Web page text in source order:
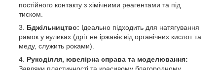
постійного контакту з хімічними реагентами та під
тиском.
Бджільництво: Ідеально підходить для натягування
рамок у вуликах (дріт не іржавіє від органічних кислот та
меду, служить роками).
Рукоділля, ювелірна справа та моделювання:
Завдяки пластичності та красивому благородному